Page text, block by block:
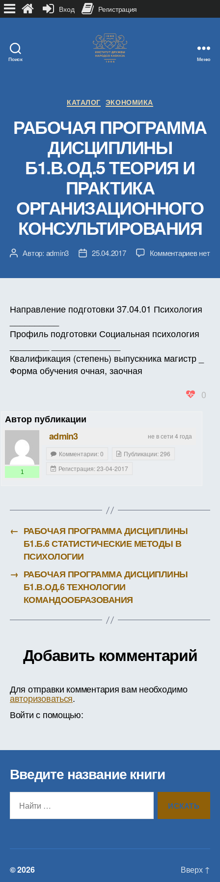
Поиск Меню
Рубрики
КАТАЛОГ ЭКОНОМИКА
РАБОЧАЯ ПРОГРАММА
ДИСЦИПЛИНЫ
Б1.В.ОД.5 ТЕОРИЯ И
ПРАКТИКА
ОРГАНИЗАЦИОННОГО
КОНСУЛЬТИРОВАНИЯ
АвторАвтор: admin3
Дата25.04.2017 Комментариевк
нет
Направление подготовки 37.04.01 Психология
Профиль подготовки Социальная психология
Квалификация (степень) выпускника магистр _
Форма обучения очная, заочная
0
Автор публикации
не в сети 4 года
admin3
1
Комментарии: 0
Публикации: 296
Регистрация: 23-04-2017
← РАБОЧАЯ ПРОГРАММА ДИСЦИПЛИНЫ
Б1.Б.6 СТАТИСТИЧЕСКИЕ МЕТОДЫ В
ПСИХОЛОГИИ
→ РАБОЧАЯ ПРОГРАММА ДИСЦИПЛИНЫ
Б1.В.ОД.6 ТЕХНОЛОГИИ
КОМАНДООБРАЗОВАНИЯ
Добавить комментарий
Для отправки комментария вам необходимо
авторизоваться.
Войти с помощью:
Введите название книги
© 2026 Вверх ↑
Вход Регистрация